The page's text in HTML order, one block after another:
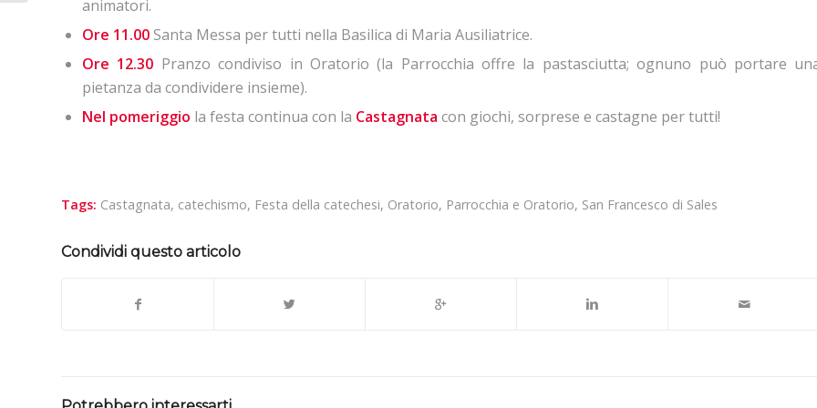
animatori.
Ore 11.00 Santa Messa per tutti nella Basilica di Maria Ausiliatrice.
Ore 12.30 Pranzo condiviso in Oratorio (la Parrocchia offre la pastasciutta; ognuno può portare
pietanza da condividere insieme).
Nel pomeriggio la festa continua con la Castagnata con giochi, sorprese e castagne per tutti!
Tags: Castagnata, catechismo, Festa della catechesi, Oratorio, Parrocchia e Oratorio, San Francesco di Sales
Condividi questo articolo